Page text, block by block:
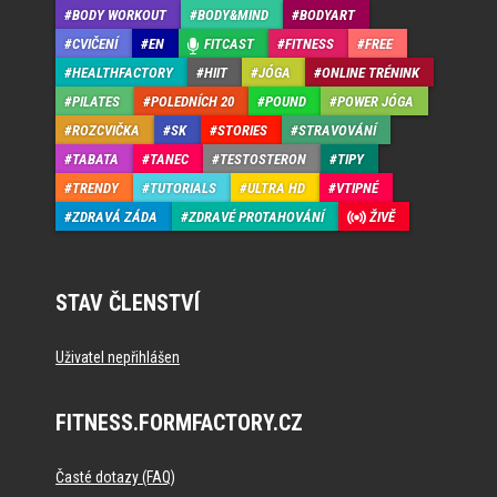
BODY WORKOUT BODY&MIND
BODYART
CVIČENÍ
EN FITCAST FITNESS
FREE
HEALTHFACTORY
HIIT JÓGA
ONLINE TRÉNINK
PILATES
POLEDNÍCH 20 POUND
POWER JÓGA
ROZCVIČKA
SK STORIES
STRAVOVÁNÍ
TABATA
TANEC TESTOSTERON
TIPY
TRENDY
TUTORIALS ULTRA HD
VTIPNÉ
ZDRAVÁ ZÁDA
ZDRAVÉ PROTAHOVÁNÍ ŽIVĚ
STAV ČLENSTVÍ
Uživatel nepřihlášen
FITNESS.FORMFACTORY.CZ
Časté dotazy (FAQ)